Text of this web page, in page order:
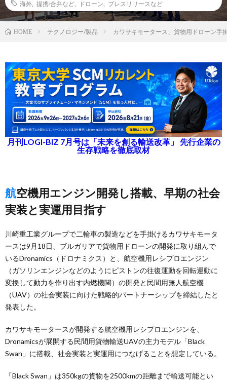
海外
提携/合弁など ドローン プレスリリースなど
HOME テクノロジー/製品 カワサキモータース、貨物用ドローン手
月刊LOGI-BIZ 7月号は「未来を創る輸送改革」 先行企業の
生存戦略を徹底取材
航空機用エンジン開発し搭載、早期の社会
実装と実運用目指す
川崎重工業グループで二輪車の製造などを手掛けるカワサキモータ
ースは9月18日、ブルガリアで貨物用ドローンの開発に取り組んで
いるDronamics（ドロナミクス）と、航空機用レシプロエンジン
（ガソリンエンジンなどのようにピストンの往復運動を回転運動に
変換して動力を作り出す内燃機関）の開発と民間用無人航空機
（UAV）の社会実装に向けた戦略的パートナーシップを締結したと
発表した。
カワサキモータースが開発する航空機用レシプロエンジンを、
Dronamicsが展開する民間用貨物輸送UAVの主力モデル「Black
Swan」に搭載、社会実装と実運用につなげることを想定している。
「Black Swan」は350kgの貨物を2500kmの距離まで輸送可能とい